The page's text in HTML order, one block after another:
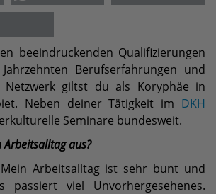
beeindruckenden Qualifizierungen
Berufserfahrungen und
Netzwerk giltst du als Koryphäe in
Neben deiner Tätigkeit im DKH
Seminare bundesweit.
aus?
Mein Arbeitsalltag ist sehr bunt und
passiert viel Unvorhergesehenes.